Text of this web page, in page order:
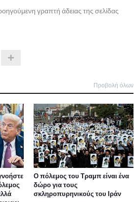
γραπτή άδειας της σελίδας
Προβολή όλων
Ο πόλεμος του Τραμπ είναι ένα
δώρο για τους
σκληροπυρηνικούς του Ιράν